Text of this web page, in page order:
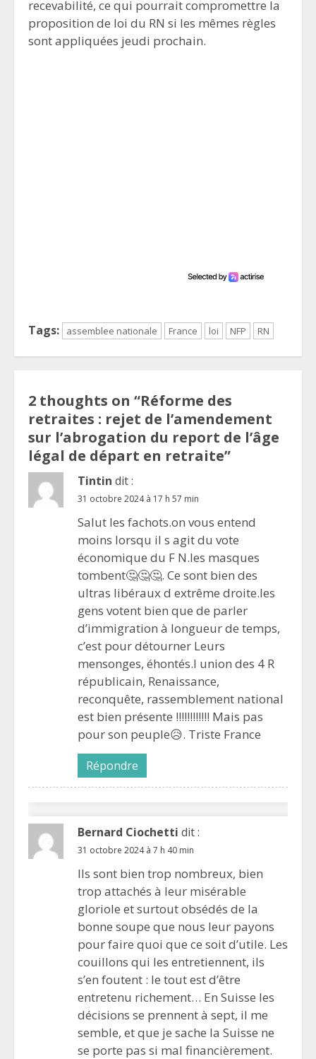
recevabilité, ce qui pourrait compromettre la
proposition de loi du RN si les mêmes règles
sont appliquées jeudi prochain.
Tags: assemblee nationale France loi NFP RN
2 thoughts on “Réforme des
retraites : rejet de l’amendement
sur l’abrogation du report de l’âge
légal de départ en retraite”
Tintin dit :
31 octobre 2024 à 17 h 57 min
Salut les fachots.on vous entend
moins lorsqu il s agit du vote
économique du F N.les masques
tombent🤔🤔🤔. Ce sont bien des
ultras libéraux d extrême droite.les
gens votent bien que de parler
d’immigration à longueur de temps,
c’est pour détourner Leurs
mensonges, éhontés.l union des 4 R
républicain, Renaissance,
reconquête, rassemblement national
est bien présente !!!!!!!!!!!! Mais pas
pour son peuple😥. Triste France
Répondre
Bernard Ciochetti dit :
31 octobre 2024 à 7 h 40 min
Ils sont bien trop nombreux, bien
trop attachés à leur misérable
gloriole et surtout obsédés de la
bonne soupe que nous leur payons
pour faire quoi que ce soit d’utile. Les
couillons qui les entretiennent, ils
s’en foutent : le tout est d’être
entretenu richement… En Suisse les
décisions se prennent à sept, il me
semble, et que je sache la Suisse ne
se porte pas si mal financièrement.